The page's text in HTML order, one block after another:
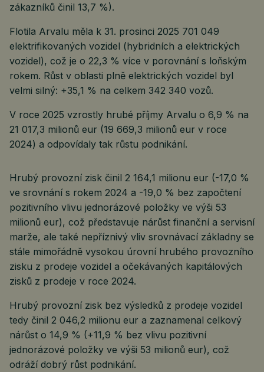
zákazníků činil 13,7 %).
Flotila Arvalu měla k 31. prosinci 2025 701 049
elektrifikovaných vozidel (hybridních a elektrických
vozidel), což je o 22,3 % více v porovnání s loňským
rokem. Růst v oblasti plně elektrických vozidel byl
velmi silný: +35,1 % na celkem 342 340 vozů.
V roce 2025 vzrostly hrubé příjmy Arvalu o 6,9 % na
21 017,3 milionů eur (19 669,3 milionů eur v roce
2024) a odpovídaly tak růstu podnikání.
Hrubý provozní zisk činil 2 164,1 milionu eur (-17,0 %
ve srovnání s rokem 2024 a -19,0 % bez započtení
pozitivního vlivu jednorázové položky ve výši 53
milionů eur), což představuje nárůst finanční a servisní
marže, ale také nepříznivý vliv srovnávací základny se
stále mimořádně vysokou úrovní hrubého provozního
zisku z prodeje vozidel a očekávaných kapitálových
zisků z prodeje v roce 2024.
Hrubý provozní zisk bez výsledků z prodeje vozidel
tedy činil 2 046,2 milionu eur a zaznamenal celkový
nárůst o 14,9 % (+11,9 % bez vlivu pozitivní
jednorázové položky ve výši 53 milionů eur), což
odráží dobrý růst podnikání.